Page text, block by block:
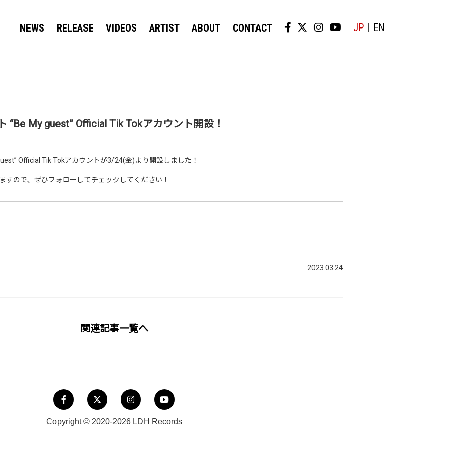
NEWS RELEASE VIDEOS ARTIST ABOUT CONTACT JP EN
“Be My guest” Official Tik Tokアカウント開設！
Official Tik Tokアカウントが3/24(金)より開設しました！
すので、ぜひフォローしてチェックしてください！
2023.03.24
関連記事一覧へ
Copyright © 2020-2026 LDH Records